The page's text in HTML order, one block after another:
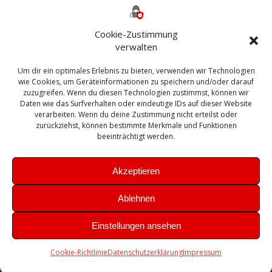
Cookie-Zustimmung
verwalten
Um dir ein optimales Erlebnis zu bieten, verwenden wir Technologien
wie Cookies, um Geräteinformationen zu speichern und/oder darauf
zuzugreifen. Wenn du diesen Technologien zustimmst, können wir
Daten wie das Surfverhalten oder eindeutige IDs auf dieser Website
verarbeiten. Wenn du deine Zustimmung nicht erteilst oder
zurückziehst, können bestimmte Merkmale und Funktionen
beeinträchtigt werden.
Akzeptieren
Ablehnen
Einstellungen ansehen
Cookie-RichtlinieDatenschutzerklärungImpressum
Bautagebuch
Exchange firewall Fritzbox
Microsoft
Sanierung SBS Security Server Sicherheit
Sicherung SIEM Sophos SSL Ubuntu
Update Upgrade UTM VCenter VCSA Veeam
VMWare VPN WAZUH Windows
Zertifikat
Theme